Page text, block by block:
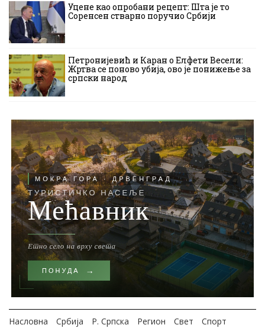
Уцене као опробани рецепт: Шта је то
Соренсен стварно поручио Србији
Петронијевић и Каран о Елфети Весели:
Жртва се поново убија, ово је понижење за
српски народ
Насловна Србија Р. Српска Регион Свет
Спорт